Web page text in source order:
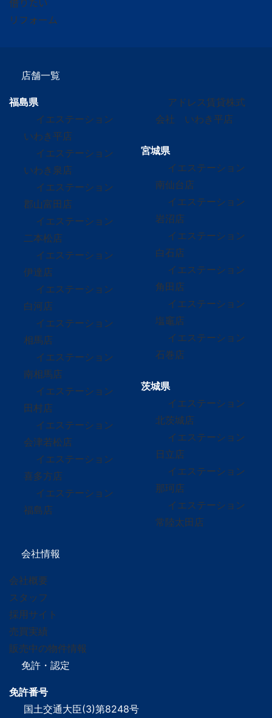
リフォーム
店舗一覧
福島県
イエステーション
いわき平店
イエステーション
いわき泉店
イエステーション
郡山富田店
イエステーション
二本松店
イエステーション
伊達店
イエステーション
白河店
イエステーション
相馬店
イエステーション
南相馬店
イエステーション
田村店
イエステーション
会津若松店
イエステーション
喜多方店
イエステーション
福島店
アドレス賃貸株式
会社 いわき平店
宮城県
イエステーション
南仙台店
イエステーション
岩沼店
イエステーション
白石店
イエステーション
角田店
イエステーション
塩竈店
イエステーション
石巻店
茨城県
イエステーション
北茨城店
イエステーション
日立店
イエステーション
那珂店
イエステーション
常陸太田店
会社情報
会社概要
スタッフ
採用サイト
売買実績
販売中の物件情報
免許・認定
免許番号
国土交通大臣(3)第8248号